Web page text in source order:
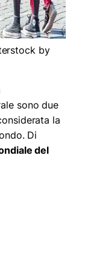
by
sono due
la
Di
del